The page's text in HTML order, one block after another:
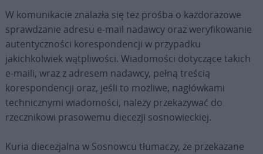
W komunikacie znalazła się też prośba o każdorazowe
sprawdzanie adresu e-mail nadawcy oraz weryfikowanie
autentyczności korespondencji w przypadku
jakichkolwiek wątpliwości. Wiadomości dotyczące takich
e-maili, wraz z adresem nadawcy, pełną treścią
korespondencji oraz, jeśli to możliwe, nagłówkami
technicznymi wiadomości, należy przekazywać do
rzecznikowi prasowemu diecezji sosnowieckiej.
Kuria diecezjalna w Sosnowcu tłumaczy, że przekazane